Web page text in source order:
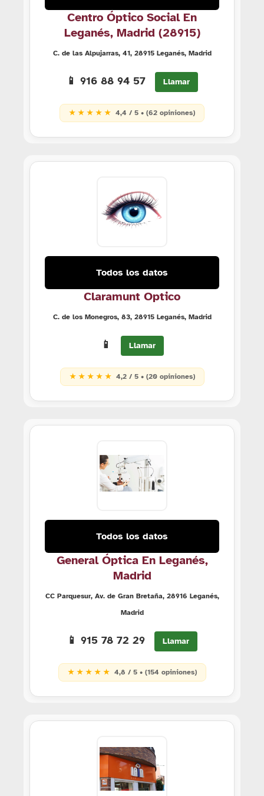
Centro Óptico Social En
Leganés, Madrid (28915)
C. de las Alpujarras, 41, 28915 Leganés, Madrid
📱 916 88 94 57 Llamar
★ ★ ★ ★ ★ 4,4 / 5 • (62 opiniones)
Todos los datos
Claramunt Optico
C. de los Monegros, 83, 28915 Leganés, Madrid
📱 Llamar
★ ★ ★ ★ ★ 4,2 / 5 • (20 opiniones)
Todos los datos
General Óptica En Leganés,
Madrid
CC Parquesur, Av. de Gran Bretaña, 28916 Leganés,
Madrid
📱 915 78 72 29 Llamar
★ ★ ★ ★ ★ 4,8 / 5 • (154 opiniones)